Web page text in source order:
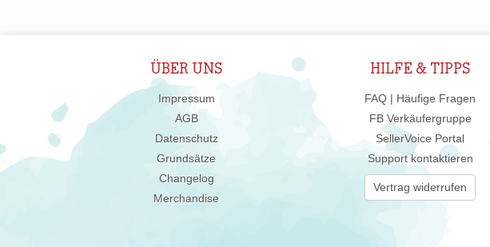
ÜBER UNS
Impressum
AGB
Datenschutz
Grundsätze
Changelog
Merchandise
HILFE & TIPPS
FAQ | Häufige Fragen
FB Verkäufergruppe
SellerVoice Portal
Support kontaktieren
Vertrag widerrufen